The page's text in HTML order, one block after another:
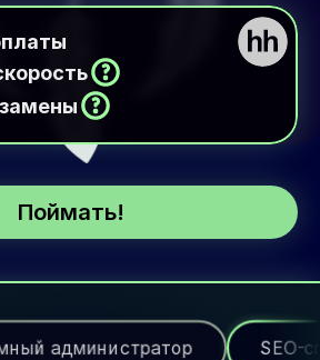
Поймать!
SEO-специалист